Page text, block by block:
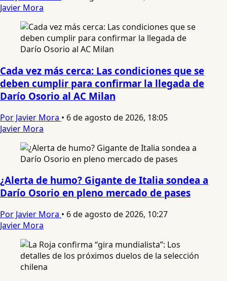
Javier Mora
Cada vez más cerca: Las condiciones que se
deben cumplir para confirmar la llegada de
Darío Osorio al AC Milan
Por Javier Mora • 6 de agosto de 2026, 18:05
Javier Mora
¿Alerta de humo? Gigante de Italia sondea a
Darío Osorio en pleno mercado de pases
Por Javier Mora • 6 de agosto de 2026, 10:27
Javier Mora